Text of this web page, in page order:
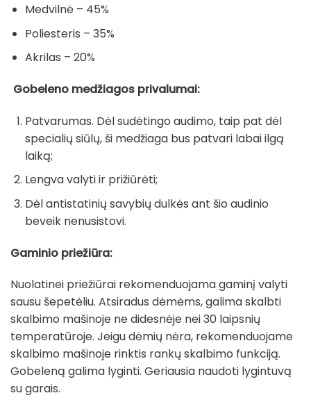
Medvilnė – 45%
Poliesteris – 35%
Akrilas – 20%
Gobeleno medžiagos privalumai:
Patvarumas. Dėl sudėtingo audimo, taip pat dėl
specialių siūlų, ši medžiaga bus patvari labai ilgą
laiką;
Lengva valyti ir prižiūrėti;
Dėl antistatinių savybių dulkės ant šio audinio
beveik nenusistovi.
Gaminio priežiūra:
Nuolatinei priežiūrai rekomenduojama gaminį valyti
sausu šepetėliu. Atsiradus dėmėms, galima skalbti
skalbimo mašinoje ne didesnėje nei 30 laipsnių
temperatūroje. Jeigu dėmių nėra, rekomenduojame
skalbimo mašinoje rinktis rankų skalbimo funkciją.
Gobeleną galima lyginti. Geriausia naudoti lygintuvą
su garais.